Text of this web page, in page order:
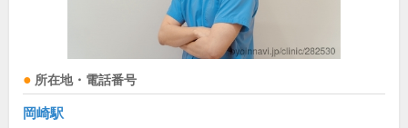
所在地・電話番号
岡崎駅